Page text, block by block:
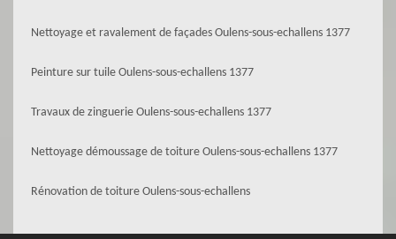
Nettoyage et ravalement de façades Oulens-sous-echallens 1377
Peinture sur tuile Oulens-sous-echallens 1377
Travaux de zinguerie Oulens-sous-echallens 1377
Nettoyage démoussage de toiture Oulens-sous-echallens 1377
Rénovation de toiture Oulens-sous-echallens